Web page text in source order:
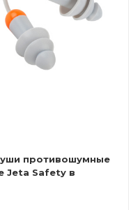
противошумные
Jeta Safety в